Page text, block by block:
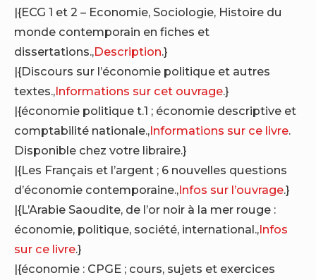
|{ECG 1 et 2 – Economie, Sociologie, Histoire du
monde contemporain en fiches et
dissertations.,Description.}
|{Discours sur l’économie politique et autres
textes.,Informations sur cet ouvrage.}
|{économie politique t.1 ; économie descriptive et
comptabilité nationale.,Informations sur ce livre.
Disponible chez votre libraire.}
|{Les Français et l’argent ; 6 nouvelles questions
d’économie contemporaine.,Infos sur l’ouvrage.}
|{L’Arabie Saoudite, de l’or noir à la mer rouge :
économie, politique, société, international.,Infos
sur ce livre.}
|{économie : CPGE ; cours, sujets et exercices